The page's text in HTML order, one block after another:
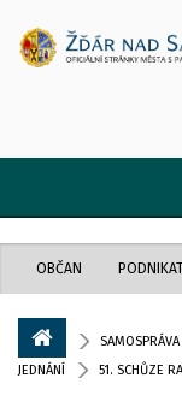
OBČAN
SAMOSPRÁVA
JEDNÁNÍ
51. SCHŮZE